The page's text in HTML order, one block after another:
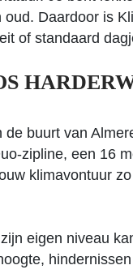
Daardoor is
of standaard
buurt van
zipline, een 16
klimavontuur
eigen niveau